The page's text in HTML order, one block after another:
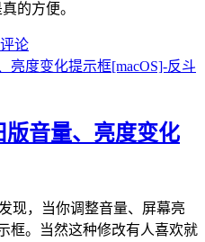
的方便。
论
版音量、亮度变化
现，当你调整音量、屏幕亮
框。当然这种修改有人喜欢就